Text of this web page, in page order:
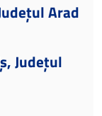
Arad
Județul